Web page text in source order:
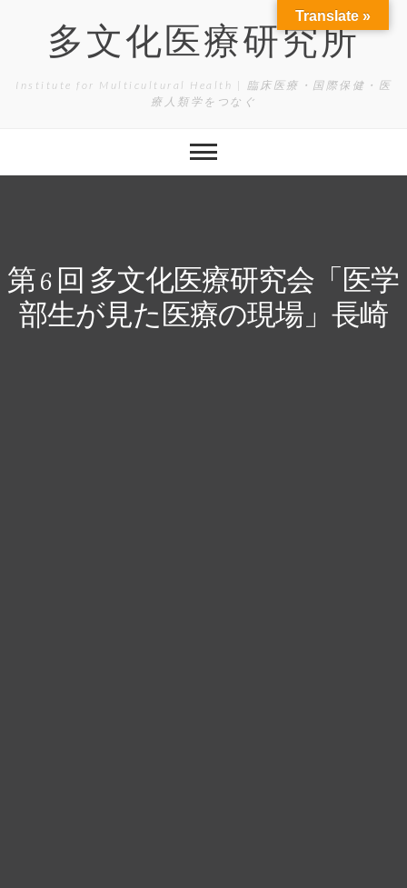
content多文化医療研究所
Institute for Multicultural Health | 臨床医療・国際保健・医
療人類学をつなぐ
第 6 回 多文化医療研究会「医学
部生が見た医療の現場」長崎
Translate »